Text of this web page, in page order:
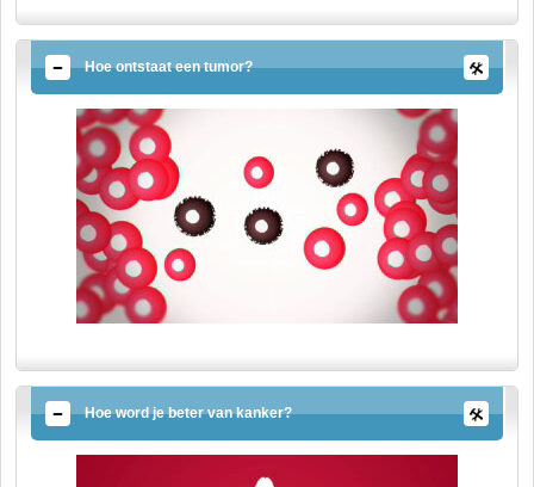
Hoe ontstaat een tumor?
Hoe word je beter van kanker?